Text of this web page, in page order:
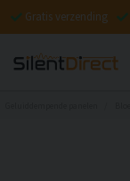
Gratis verzending